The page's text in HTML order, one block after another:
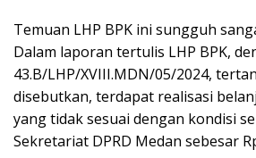
Temuan LHP BPK ini sungguh
Dalam laporan tertulis LHP BPK,
43.B/LHP/XVIII.MDN/05/2024,
disebutkan, terdapat realisasi
yang tidak sesuai dengan kondisi
Sekretariat DPRD Medan sebesar